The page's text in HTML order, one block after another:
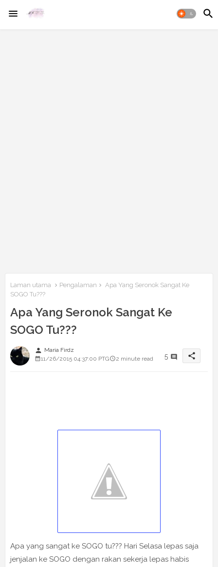
Laman utama Pengalaman
Apa Yang Seronok Sangat Ke
SOGO Tu???
Apa Yang Seronok Sangat Ke
SOGO Tu???
person Maria Firdz
11/26/2015 04:37:00 PTG
2 minute read 5 share
Apa yang sangat ke SOGO tu??? Hari Selasa lepas saja
jenjalan ke SOGO dengan rakan sekerja lepas habis